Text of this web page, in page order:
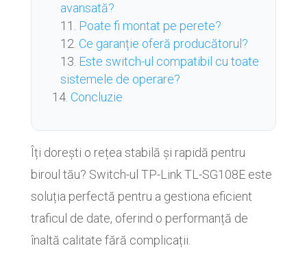
avansată?
Poate fi montat pe perete?
Ce garanție oferă producătorul?
Este switch-ul compatibil cu toate
sistemele de operare?
Concluzie
Îți dorești o rețea stabilă și rapidă pentru
biroul tău? Switch-ul TP-Link TL-SG108E este
soluția perfectă pentru a gestiona eficient
traficul de date, oferind o performanță de
înaltă calitate fără complicații.